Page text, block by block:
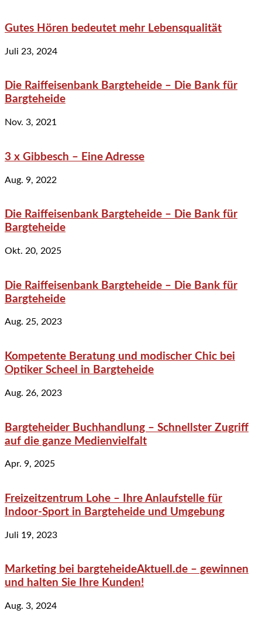
Gutes Hören bedeutet mehr Lebensqualität
Juli 23, 2024
Die Raiffeisenbank Bargteheide – Die Bank für
Bargteheide
Nov. 3, 2021
3 x Gibbesch – Eine Adresse
Aug. 9, 2022
Die Raiffeisenbank Bargteheide – Die Bank für
Bargteheide
Okt. 20, 2025
Die Raiffeisenbank Bargteheide – Die Bank für
Bargteheide
Aug. 25, 2023
Kompetente Beratung und modischer Chic bei
Optiker Scheel in Bargteheide
Aug. 26, 2023
Bargteheider Buchhandlung – Schnellster Zugriff
auf die ganze Medienvielfalt
Apr. 9, 2025
Freizeitzentrum Lohe – Ihre Anlaufstelle für
Indoor-Sport in Bargteheide und Umgebung
Juli 19, 2023
Marketing bei bargteheideAktuell.de – gewinnen
und halten Sie Ihre Kunden!
Aug. 3, 2024